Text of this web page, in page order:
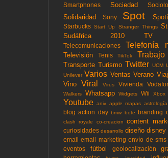
Smartphones Sociedad
Solidaridad Sony Spot
Starbucks Start Up Stranger Things
Sudáfrica 2010
TV
Telecomunicaciones Telefonía
Televisión Tenis TikTok Trabajo
Transporte Turismo Twitter UCM
Unilever Varios Ventas Verano
Vino Viral Virus Vivienda
Walkers Whatsapp Widgets Wii Xbox
Youtube aniv apple mapas astrología
blog action day bmw bote branding
clash royale co-creacion content
curiosidades desarrollo diseño disney
email email marketing envío de sms
eventos
fútbol geolocalización